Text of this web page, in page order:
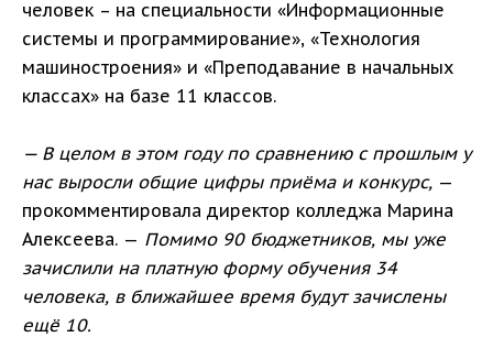
человек – на специальности «Информационные
системы и программирование», «Технология
машиностроения» и «Преподавание в начальных
классах» на базе 11 классов.
— В целом в этом году по сравнению с прошлым у
нас выросли общие цифры приёма и конкурс, —
прокомментировала директор колледжа Марина
Алексеева. — Помимо 90 бюджетников, мы уже
зачислили на платную форму обучения 34
человека, в ближайшее время будут зачислены
ещё 10.